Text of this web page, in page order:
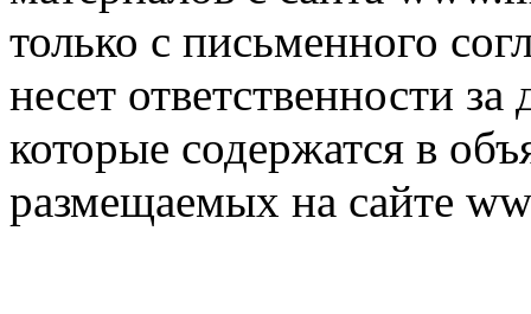
только с письменного
несет ответственности
которые содержатся в
размещаемых на сайте